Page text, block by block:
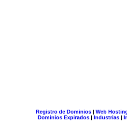
Registro de Dominios| Web
Dominios Expirados | Industrias |